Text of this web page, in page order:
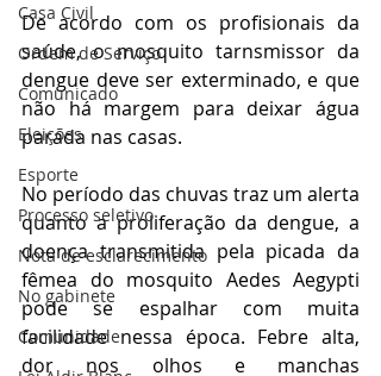
Casa Civil
Ordem de Serviço
Comunicado
Eleições
Esporte
Processo seletivo
Nota de esclarecimento
No gabinete
Comunidade
De acordo com os profisionais da
saúde, o mosquito tarnsmissor da
dengue deve ser exterminado, e que
não há margem para deixar água
parada nas casas.
No período das chuvas traz um alerta
quanto a proliferação da dengue, a
doença transmitida pela picada da
fêmea do mosquito Aedes Aegypti
pode se espalhar com muita
facilidade nessa época. Febre alta,
dor nos olhos e manchas